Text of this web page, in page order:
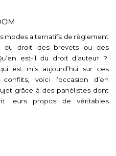
modes alternatifs de règlement
du droit des brevets ou des
est-il du droit d’auteur ?
est mis aujourd’hui sur ces
voici l’occasion d’en
grâce à des panélistes dont
leurs propos de véritables